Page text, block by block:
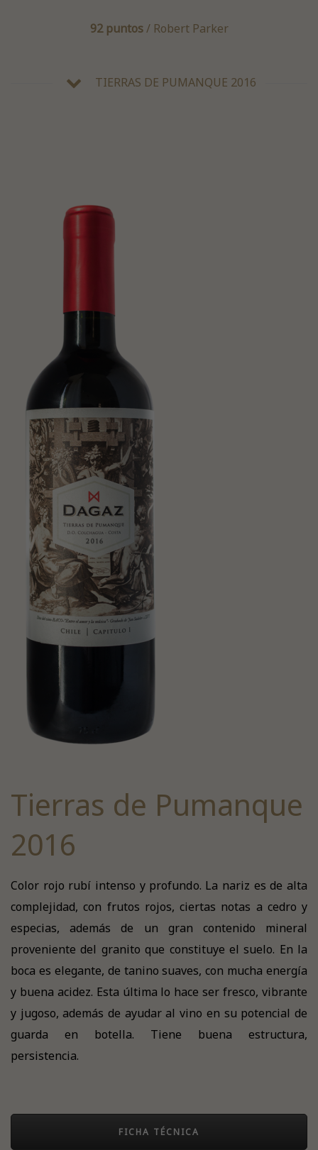
92 puntos/ Robert Parker
TIERRAS DE PUMANQUE 2016
Tierras de Pumanque
2016
Color rojo rubí intenso y profundo. La nariz es de alta
complejidad, con frutos rojos, ciertas notas a cedro y
especias, además de un gran contenido mineral
proveniente del granito que constituye el suelo. En la
boca es elegante, de tanino suaves, con mucha energía
y buena acidez. Esta última lo hace ser fresco, vibrante
y jugoso, además de ayudar al vino en su potencial de
guarda en botella. Tiene buena estructura,
persistencia.
FICHA TÉCNICA